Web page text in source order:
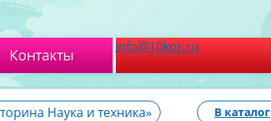
Контакты info@10kor.ru
Наука и техника» В каталог